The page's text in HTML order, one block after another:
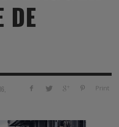
DE
Print